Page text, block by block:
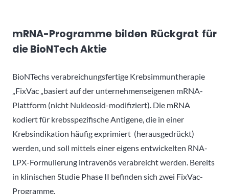
mRNA-Programme bilden Rückgrat für
die BioNTech Aktie
BioNTechs verabreichungsfertige Krebsimmuntherapie
„FixVac „basiert auf der unternehmenseigenen mRNA-
Plattform (nicht Nukleosid-modifiziert). Die mRNA
kodiert für krebsspezifische Antigene, die in einer
Krebsindikation häufig exprimiert (herausgedrückt)
werden, und soll mittels einer eigens entwickelten RNA-
LPX-Formulierung intravenös verabreicht werden. Bereits
in klinischen Studie Phase II befinden sich zwei FixVac-
Programme.